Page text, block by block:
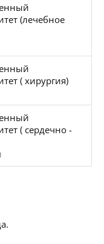
(лечебное
( хирургия)
( сердечно -